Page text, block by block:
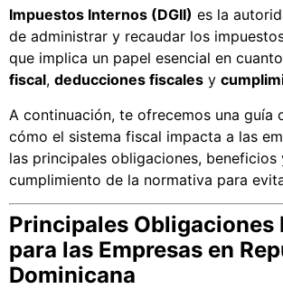
Impuestos Internos (DGII) es la
de administrar y recaudar los
que implica un papel esencial en
fiscal, deducciones fiscales y
A continuación, te ofrecemos una guía
cómo el sistema fiscal impacta a las
las principales obligaciones, beneficios
cumplimiento de la normativa para
Principales Obligaciones
para las Empresas en
Dominicana